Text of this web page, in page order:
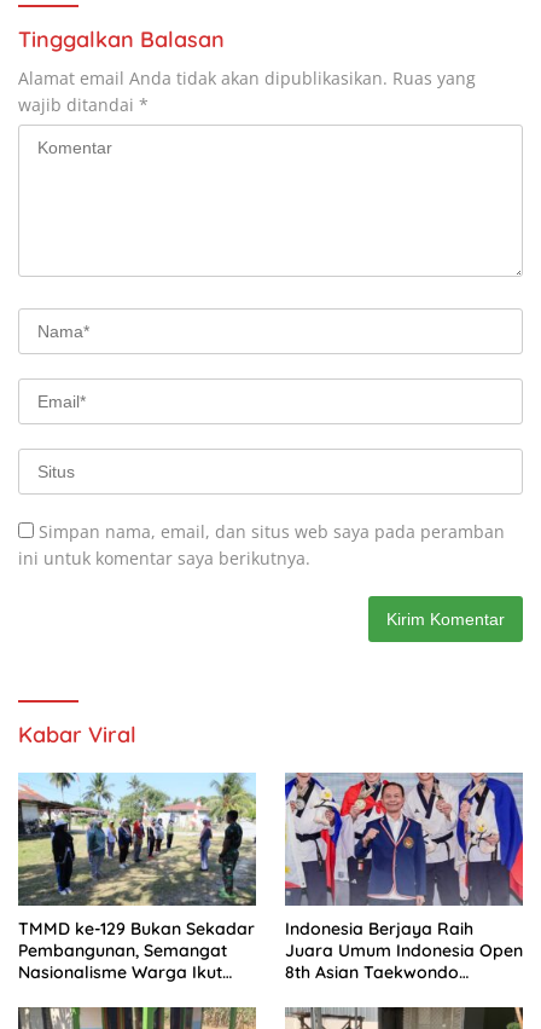
Tinggalkan Balasan
Alamat email Anda tidak akan dipublikasikan. Ruas yang
wajib ditandai *
Simpan nama, email, dan situs web saya pada peramban
ini untuk komentar saya berikutnya.
Kabar Viral
TMMD ke-129 Bukan Sekadar
Pembangunan, Semangat
Nasionalisme Warga Ikut
Indonesia Berjaya Raih
Juara Umum Indonesia Open
8th Asian Taekwondo
Championships 2026